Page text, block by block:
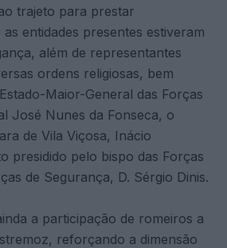
trajeto para prestar
entidades presentes estiveram
além de representantes
ordens religiosas, bem
Maior-General das Forças
José Nunes da Fonseca, o
de Vila Viçosa, Inácio
presidido pelo bispo das Forças
de Segurança, D. Sérgio Dinis.
a participação de romeiros a
reforçando a dimensão